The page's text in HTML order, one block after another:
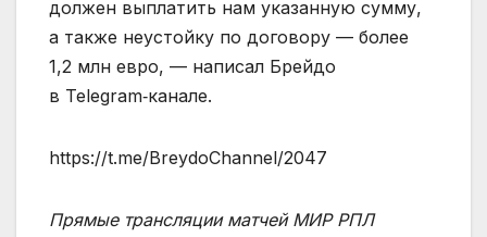
должен выплатить нам указанную сумму,
а также неустойку по договору — более
1,2 млн евро, — написал Брейдо
в Telegram‑канале.
https://t.me/BreydoChannel/2047
Прямые трансляции матчей МИР РПЛ